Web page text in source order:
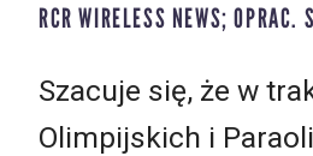
RCR WIRELESS NEWS; OPRAC.
Szacuje się, że w
Olimpijskich i